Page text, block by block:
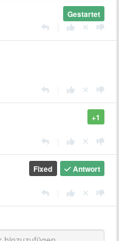
Gestartet
+1
Antwort
Fixed